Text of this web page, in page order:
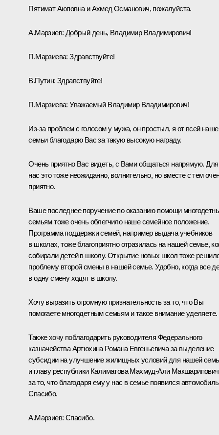
Пятимат Аюповна и Ахмед Османович, пожалуйста.
А.Марзиев: Добрый день, Владимир Владимирович!
П.Марзиева:Здравствуйте!
В.Путин: Здравствуйте!
П.Марзиева:Уважаемый Владимир Владимирович!
Из-за проблем с голосом у мужа, он простыл, я от всей
семьи благодарю Вас за такую высокую награду.
Очень приятно Вас видеть, с Вами общаться напрямую. Для
нас это тоже неожиданно, волнительно, но вместе с тем
приятно.
Ваше последнее поручение по оказанию помощи
семьям тоже очень облегчило наше семейное положение.
Программа поддержки семей, например выдача учебников
в школах, тоже благоприятно отразилась на нашей семье,
собирали детей в школу. Открытие новых школ тоже
проблему второй смены в нашей семье. Удобно, когда все
в одну смену ходят в школу.
Хочу выразить огромную признательность за то, что Вы
помогаете многодетным семьям и такое внимание уделяете.
Также хочу поблагодарить руководителя Федерального
казначейства Артюхина Романа Евгеньевича за выделение
субсидии на улучшение жилищных условий для нашей
и главу республики Калиматова Махмуд-Али
за то, что благодаря ему у нас в семье появился
Спасибо.
А.Марзиев: Спасибо.